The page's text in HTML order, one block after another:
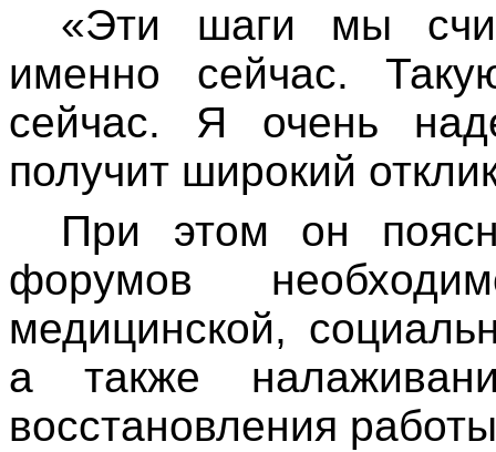
«Эти шаги мы
именно сейчас.
сейчас. Я очень
получит широкий
При этом он
форумов
медицинской,
а также
восстановления